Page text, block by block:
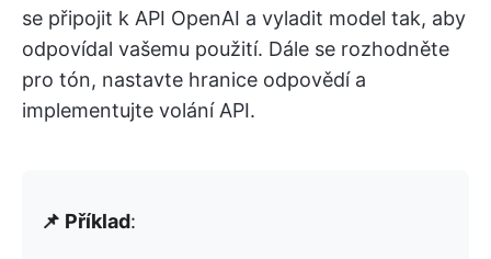
se připojit k API OpenAI a vyladit model tak, aby
odpovídal vašemu použití. Dále se rozhodněte
pro tón, nastavte hranice odpovědí a
implementujte volání API.
📌 Příklad: